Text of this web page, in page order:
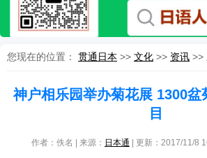
您现在的位置： 贯通日本 >> 文化 >> 资讯 >>
神户相乐园举办菊花展 1300盆
目
作者：佚名 | 来源： 日本通 | 更新：2017/11/8